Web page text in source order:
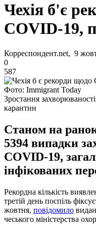
Чехія б'є
COVID-19,
Корреспондент.net, 9
0
587
Фото: Immigrant Today
Зростання
карантин
Станом на
5394 випадки
COVID-19,
інфікованих
Рекордна кількість
третій день поспіль
жовтня, повідомило
чеського міністерства